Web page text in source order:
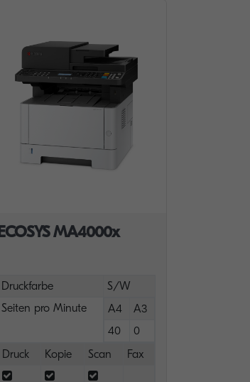
ECOSYS MA4000x
Druckfarbe
S/W
Seiten pro Minute
A4
A3
40
0
Druck
Kopie Scan Fax